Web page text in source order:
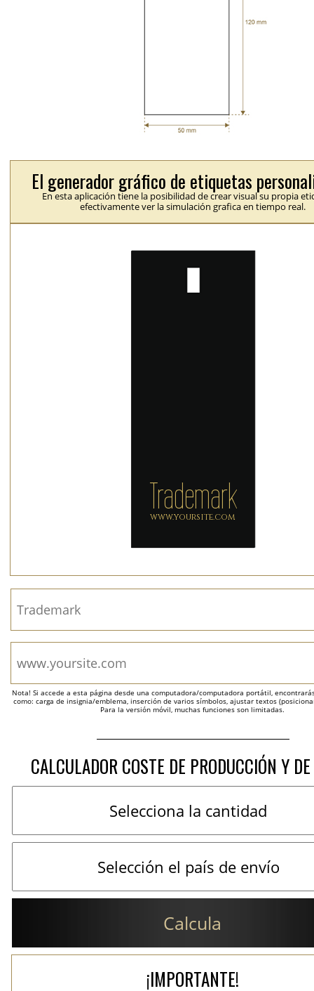
El generador gráfico de etiquetas
En esta aplicación tiene la posibilidad de crear visual su propia
efectivamente ver la simulación grafica en tiempo real.
Nota! Si accede a esta página desde una computadora/computadora portátil,
como: carga de insignia/emblema, inserción de varios símbolos, ajustar textos
Para la versión móvil, muchas funciones son limitadas.
CALCULADOR COSTE DE PRODUCCIÓN Y
Calcula
¡IMPORTANTE!